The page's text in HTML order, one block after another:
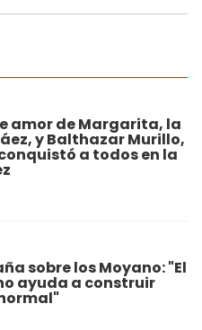
amor de Margarita, la
y Balthazar Murillo,
a todos en la
sobre los Moyano: "El
ayuda a construir